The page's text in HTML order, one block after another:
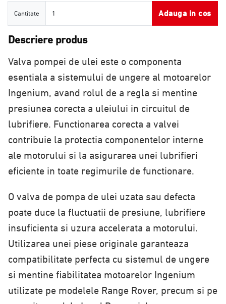
Cantitate Adauga in cos
Descriere produs
Valva pompei de ulei este o componenta
esentiala a sistemului de ungere al motoarelor
Ingenium, avand rolul de a regla si mentine
presiunea corecta a uleiului in circuitul de
lubrifiere. Functionarea corecta a valvei
contribuie la protectia componentelor interne
ale motorului si la asigurarea unei lubrifieri
eficiente in toate regimurile de functionare.
O valva de pompa de ulei uzata sau defecta
poate duce la fluctuatii de presiune, lubrifiere
insuficienta si uzura accelerata a motorului.
Utilizarea unei piese originale garanteaza
compatibilitate perfecta cu sistemul de ungere
si mentine fiabilitatea motoarelor Ingenium
utilizate pe modelele Range Rover, precum si pe